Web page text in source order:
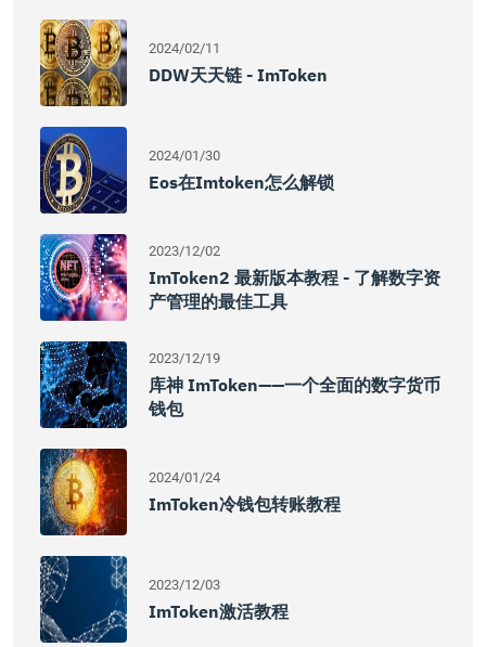
2024/02/11
DDW天天链 - ImToken
2024/01/30
Eos在imtoken怎么解锁
2023/12/02
ImToken2 最新版本教程 - 了解数字资
产管理的最佳工具
2023/12/19
库神 ImToken——一个全面的数字货币
钱包
2024/01/24
ImToken冷钱包转账教程
2023/12/03
ImToken激活教程